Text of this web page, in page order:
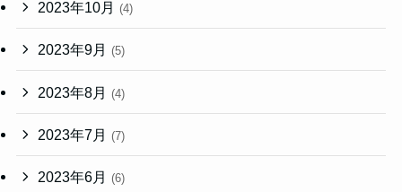
2023年10月 (4)
2023年9月 (5)
2023年8月 (4)
2023年7月 (7)
2023年6月 (6)